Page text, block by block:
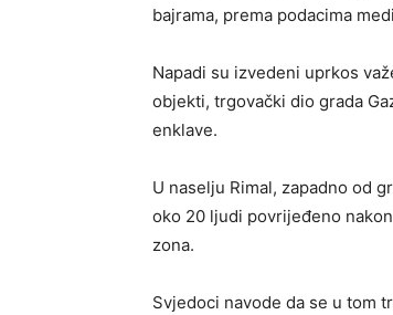
bajrama, prema podacima
Napadi su izvedeni uprkos
objekti, trgovački dio grada
enklave.
U naselju Rimal, zapadno od
oko 20 ljudi povrijeđeno
zona.
Svjedoci navode da se u tom